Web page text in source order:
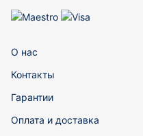
О нас
Контакты
Гарантии
Оплата и доставка